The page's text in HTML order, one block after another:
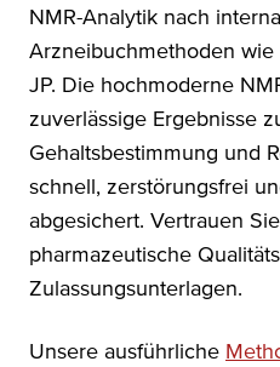
NMR-Analytik nach
Arzneibuchmethoden wie
JP. Die hochmoderne
zuverlässige Ergebnisse
Gehaltsbestimmung und
schnell, zerstörungsfrei
abgesichert. Vertrauen
pharmazeutische
Zulassungsunterlagen.
Unsere ausführliche